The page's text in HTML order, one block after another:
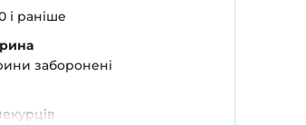
і раніше
заборонені